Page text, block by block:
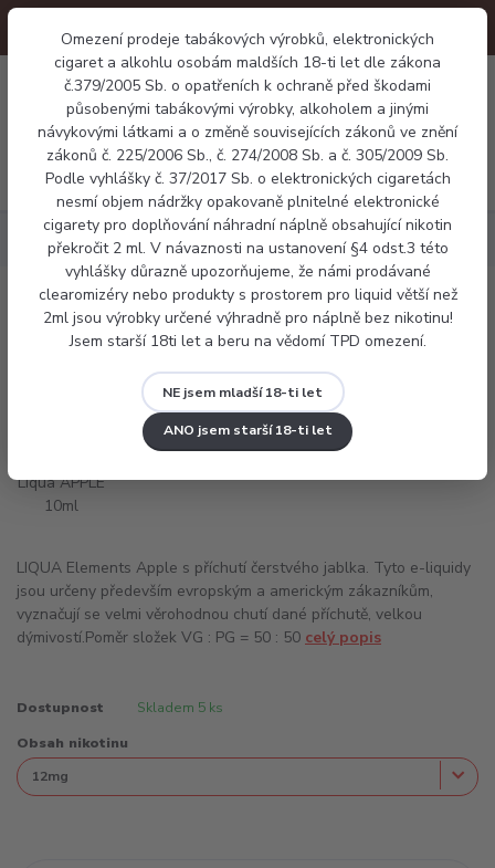
Omezení prodeje tabákových výrobků, elektronických
cigaret a alkohlu osobám maldších 18-ti let dle zákona
č.379/2005 Sb. o opatřeních k ochraně před škodami
působenými tabákovými výrobky, alkoholem a jinými
návykovými látkami a o změně souvisejících zákonů ve znění
zákonů č. 225/2006 Sb., č. 274/2008 Sb. a č. 305/2009 Sb.
Podle vyhlášky č. 37/2017 Sb. o elektronických cigaretách
nesmí objem nádržky opakovaně plnitelné elektronické
cigarety pro doplňování náhradní náplně obsahující nikotin
překročit 2 ml. V návaznosti na ustanovení §4 odst.3 této
vyhlášky důrazně upozorňujeme, že námi prodávané
clearomizéry nebo produkty s prostorem pro liquid větší než
2ml jsou výrobky určené výhradně pro náplně bez nikotinu!
Jsem starší 18ti let a beru na vědomí TPD omezení.
NE jsem mladší 18-ti let
ANO jsem starší 18-ti let
Menu
0 Kč
Náplně E-liquid Liqua APPLE 10ml
E-liquid Liqua APPLE 10ml
LIQUA Elements Apple s příchutí čerstvého jablka. Tyto e-liquidy
jsou určeny především evropským a americkým zákazníkům,
vyznačují se velmi věrohodnou chutí dané příchutě, velkou
dýmivostí.Poměr složek VG : PG = 50 : 50 celý popis
Dostupnost Skladem 5 ks
Obsah nikotinu